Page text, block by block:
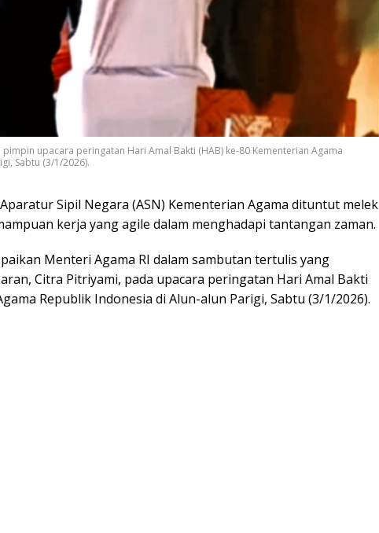
upacara peringatan Hari Amal Bakti (HAB) ke-80 Kementerian Agama
Sabtu (3/1/2026).
Aparatur Sipil Negara (ASN) Kementerian Agama dituntut melek
kerja yang agile dalam menghadapi tantangan zaman.
Menteri Agama RI dalam sambutan tertulis yang
Citra Pitriyami, pada upacara peringatan Hari Amal Bakti
Republik Indonesia di Alun-alun Parigi, Sabtu (3/1/2026).